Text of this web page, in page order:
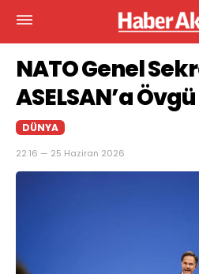
NATO Genel
ASELSAN’a Övgü
DÜNYA
22:16 — 25 Haziran 2026